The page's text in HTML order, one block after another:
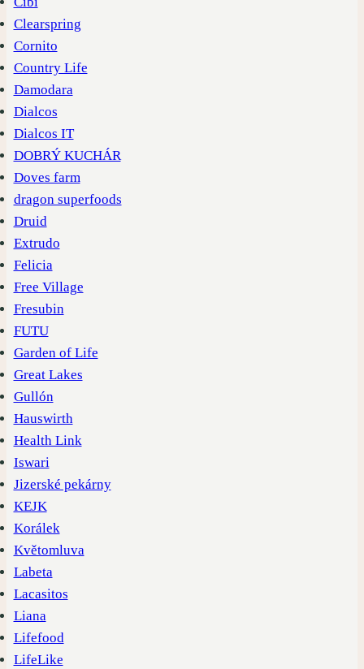
Clearspring
Cornito
Country Life
Damodara
Dialcos
Dialcos IT
DOBRÝ KUCHÁR
Doves farm
dragon superfoods
Druid
Extrudo
Felicia
Free Village
Fresubin
FUTU
Garden of Life
Great Lakes
Gullón
Hauswirth
Health Link
Iswari
Jizerské pekárny
KEJK
Korálek
Květomluva
Labeta
Lacasitos
Liana
Lifefood
LifeLike